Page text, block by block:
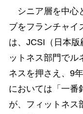
シニア層を中心
ブをフランチャイ
は、JCSI（日本
ットネス部門でル
ネスを押さえ、9
においては「一番
が、フィットネス